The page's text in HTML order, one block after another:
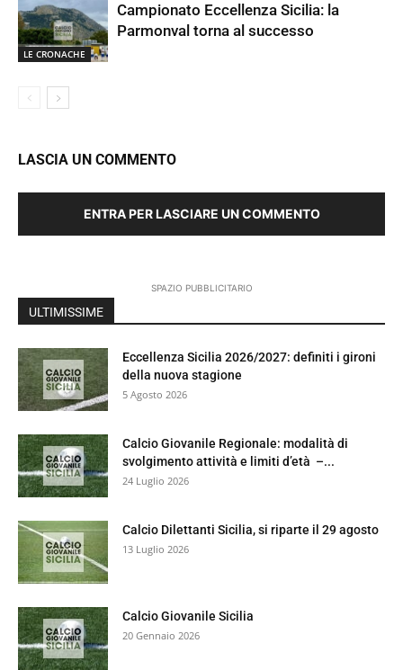
LE CRONACHE
Campionato Eccellenza Sicilia: la
Parmonval torna al successo
LASCIA UN COMMENTO
ENTRA PER LASCIARE UN COMMENTO
SPAZIO PUBBLICITARIO
ULTIMISSIME
Eccellenza Sicilia 2026/2027: definiti i gironi
della nuova stagione
5 Agosto 2026
Calcio Giovanile Regionale: modalità di
svolgimento attività e limiti d’età –...
24 Luglio 2026
Calcio Dilettanti Sicilia, si riparte il 29 agosto
13 Luglio 2026
Calcio Giovanile Sicilia
20 Gennaio 2026